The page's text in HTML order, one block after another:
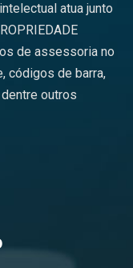
atua junto
de assessoria no
códigos de barra,
outros